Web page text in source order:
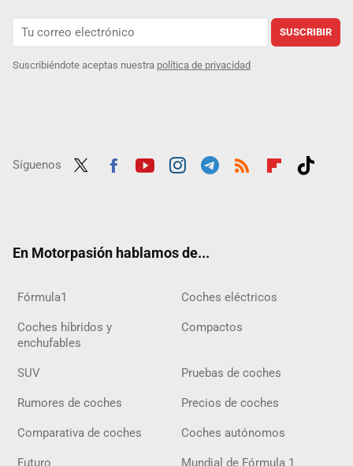
SUSCRIBIR
Suscribiéndote aceptas nuestra política de privacidad
Síguenos
En Motorpasión hablamos de...
Fórmula1 Coches eléctricos
Coches híbridos y
enchufables
Compactos
SUV Pruebas de coches
Rumores de coches Precios de coches
Comparativa de coches Coches autónomos
Futuro Mundial de Fórmula 1